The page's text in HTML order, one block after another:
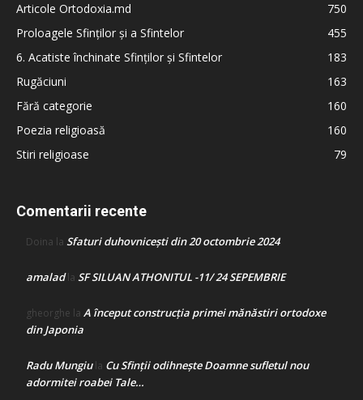
Articole Ortodoxia.md
750
Proloagele Sfinților și a Sfintelor
455
6. Acatiste închinate Sfinților și Sfintelor
183
Rugăciuni
163
Fără categorie
160
Poezia religioasă
160
Stiri religioase
79
Comentarii recente
Doina la Sfaturi duhovnicești din 20 octombrie 2024
amaladla SF SILUAN ATHONITUL -11/ 24 SEPEMBRIE
gheorghe la A început construcţia primei mănăstiri ortodoxe
din Japonia
Radu Mungiula Cu Sfinții odihnește Doamne sufletul nou
adormitei roabei Tale…